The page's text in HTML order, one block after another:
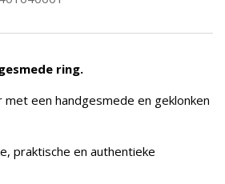
ring.
met een handgesmede en geklonken
praktische en authentieke